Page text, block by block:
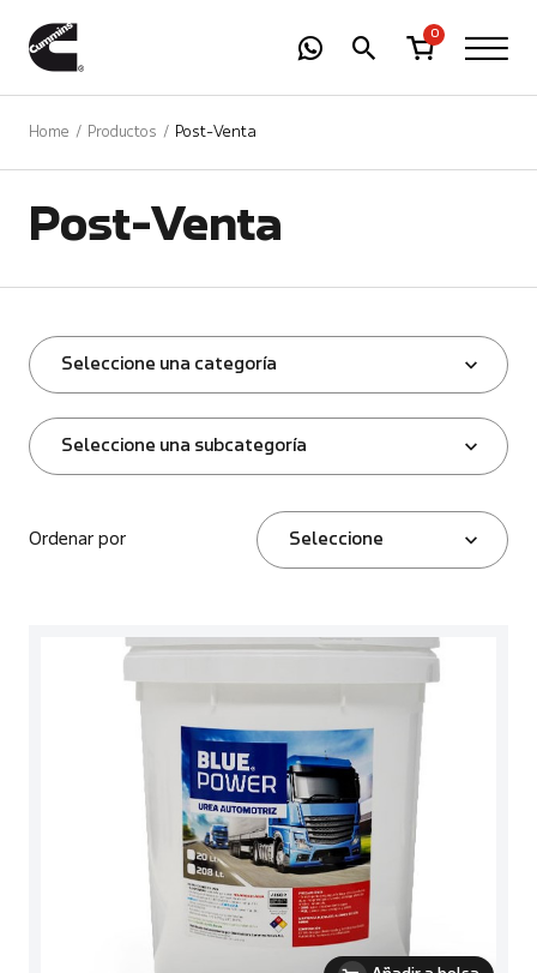
0
Home Productos Post-Venta
Post-Venta
Seleccione una categoría
Seleccione una subcategoría
Ordenar por Seleccione